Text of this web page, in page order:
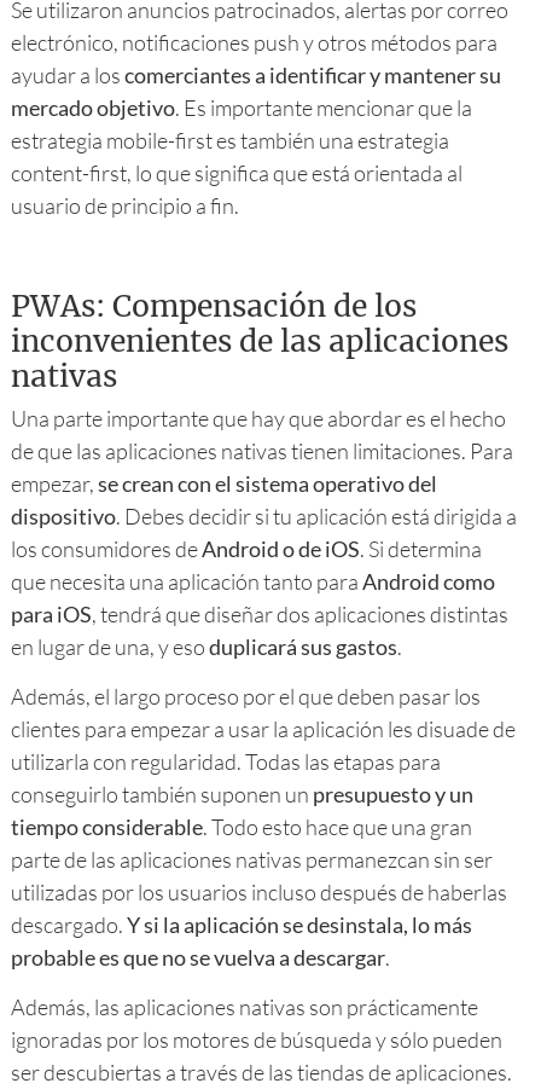
Se utilizaron anuncios patrocinados, alertas por correo
electrónico, notificaciones push y otros métodos para
ayudar a loscomerciantes a identificar y mantener su
mercado objetivo. Es importante mencionar que la
estrategia mobile-first es también una estrategia
content-first, lo que significa que está orientada al
usuario de principio a fin.
PWAs: Compensación de los
inconvenientes de las aplicaciones
nativas
Una parte importante que hay que abordar es el hecho
de que las aplicaciones nativas tienen limitaciones. Para
empezar,se crean con el sistema operativo del
dispositivo. Debes decidir si tu aplicación está dirigida a
los consumidores deAndroid o de iOS. Si determina
que necesita una aplicación tanto paraAndroid como
para iOS, tendrá que diseñar dos aplicaciones distintas
en lugar de una, y esoduplicará sus gastos.
Además, el largo proceso por el que deben pasar los
clientes para empezar a usar la aplicación les disuade de
utilizarla con regularidad. Todas las etapas para
conseguirlo también suponen un presupuesto y un
tiempo considerable. Todo esto hace que una gran
parte de las aplicaciones nativas permanezcan sin ser
utilizadas por los usuarios incluso después de haberlas
descargado.Y si la aplicación se desinstala, lo más
probable es que no se vuelva a descargar.
Además, las aplicaciones nativas son prácticamente
ignoradas por los motores de búsqueda y sólo pueden
ser descubiertas a través de las tiendas de aplicaciones.